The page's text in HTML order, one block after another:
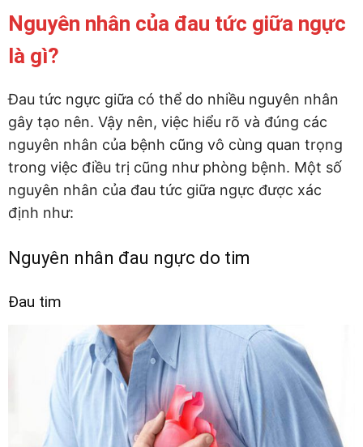
Nguyên nhân của đau tức giữa ngực
là gì?
Đau tức ngực giữa có thể do nhiều nguyên nhân
gây tạo nên. Vậy nên, việc hiểu rõ và đúng các
nguyên nhân của bệnh cũng vô cùng quan trọng
trong việc điều trị cũng như phòng bệnh. Một số
nguyên nhân của đau tức giữa ngực được xác
định như:
Nguyên nhân đau ngực do tim
Đau tim